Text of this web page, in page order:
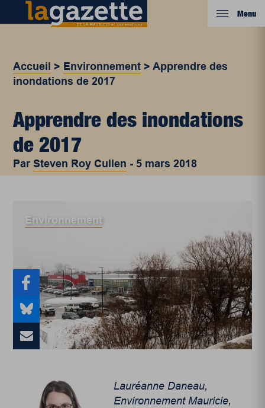
Menu
Accueil > Environnement >Apprendre des
inondations de 2017
Apprendre des inondations
de 2017
ParSteven Roy Cullen - 5 mars 2018
Environnement
Lauréanne Daneau,
Environnement Mauricie,